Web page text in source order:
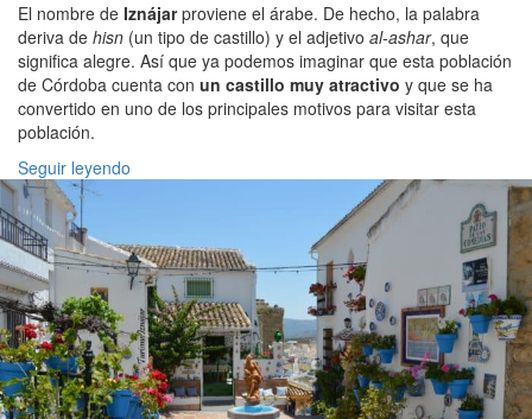
El nombre de Iznájarproviene el árabe. De hecho, la palabra
deriva de hisn (un tipo de castillo) y el adjetivo al-ashar, que
significa alegre. Así que ya podemos imaginar que esta población
de Córdoba cuenta con un castillo muy atractivo y que se ha
convertido en uno de los principales motivos para visitar esta
población.
Seguir leyendo